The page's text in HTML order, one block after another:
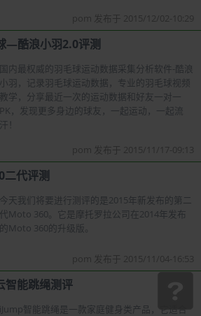
pom 发布于 2015/12/02-10:29
—酷浪小羽2.0评测
国内最权威的羽毛球运动数据采集分析软件-酷浪
小羽，记录羽毛球运动数据，专业的羽毛球视频
教学，分享最近一次的运动数据和好友一对一
PK，发现更多身边的球友，一起运动，一起流
汗！
pom 发布于 2015/11/17-09:13
代评测
今天我们将要进行测评的是2015年新发布的第二
代Moto 360。它是摩托罗拉公司在2014年发布
的Moto 360的升级版。
pom 发布于 2015/11/04-16:53
智能跳绳测评
iJump智能跳绳是一款家庭健身类产品，它适合